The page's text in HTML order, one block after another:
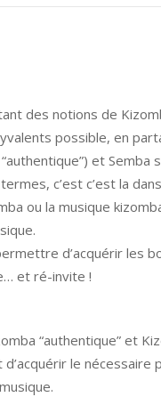
des notions de
possible, en
et Semba
c’est c’est la
ou la musique
d’acquérir les
et ré-invite !
“authentique” et
le nécessaire